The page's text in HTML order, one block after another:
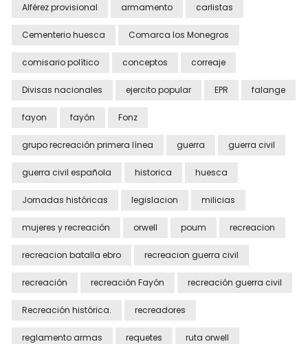
Alférez provisional armamento carlistas
Cementerio huesca Comarca los Monegros
comisario político conceptos correaje
Divisas nacionales ejercito popular EPR falange
fayon fayón Fonz
grupo recreación primera línea guerra guerra civil
guerra civil española historica huesca
Jornadas históricas legislacion milicias
mujeres y recreación orwell poum recreacion
recreacion batalla ebro recreacion guerra civil
recreación recreación Fayón recreación guerra civil
Recreación histórica. recreadores
reglamento armas requetes ruta orwell